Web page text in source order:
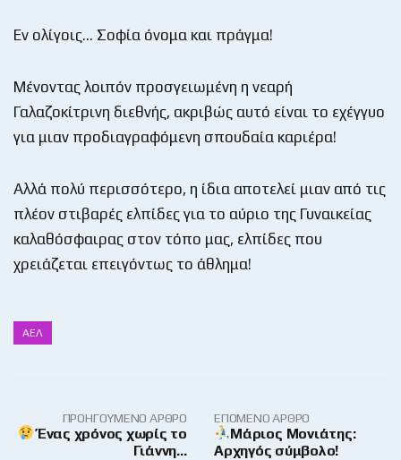
Εν ολίγοις… Σοφία όνομα και πράγμα!
Μένοντας λοιπόν προσγειωμένη η νεαρή
Γαλαζοκίτρινη διεθνής, ακριβώς αυτό είναι το εχέγγυο
για μιαν προδιαγραφόμενη σπουδαία καριέρα!
Αλλά πολύ περισσότερο, η ίδια αποτελεί μιαν από τις
πλέον στιβαρές ελπίδες για το αύριο της Γυναικείας
καλαθόσφαιρας στον τόπο μας, ελπίδες που
χρειάζεται επειγόντως το άθλημα!
ΑΕΛ
ΠΡΟΗΓΟΎΜΕΝΟ ΆΡΘΡΟ
Ένας χρόνος χωρίς το
Γιάννη…
ΕΠΌΜΕΝΟ ΆΡΘΡΟ
Μάριος Μονιάτης:
Αρχηγός σύμβολο!